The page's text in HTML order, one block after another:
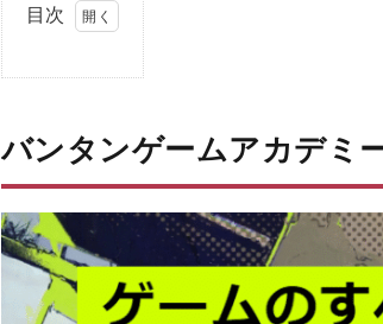
目次
バ
ン
ム
ア
カ
デ
バンタンゲームアカデミ